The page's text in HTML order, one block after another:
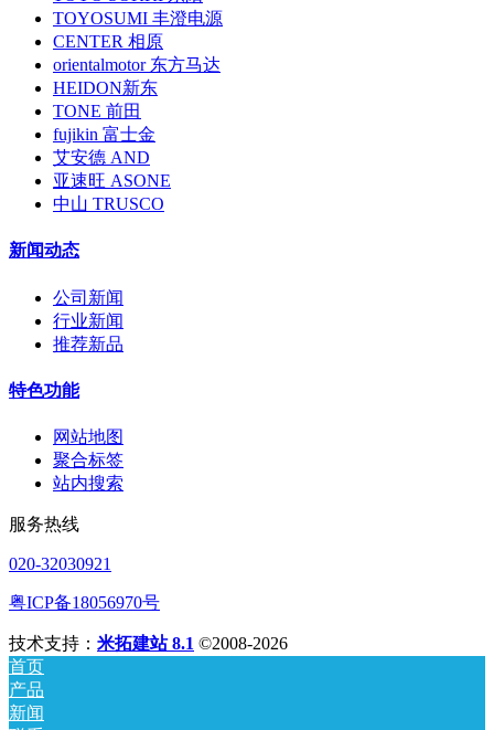
TOYOSUMI 丰澄电源
CENTER 相原
orientalmotor 东方马达
HEIDON新东
TONE 前田
fujikin 富士金
艾安德 AND
亚速旺 ASONE
中山 TRUSCO
新闻动态
公司新闻
行业新闻
推荐新品
特色功能
网站地图
聚合标签
站内搜索
服务热线
020-32030921
粤ICP备18056970号
技术支持： 米拓建站 8.1 ©2008-2026
首页
产品
新闻